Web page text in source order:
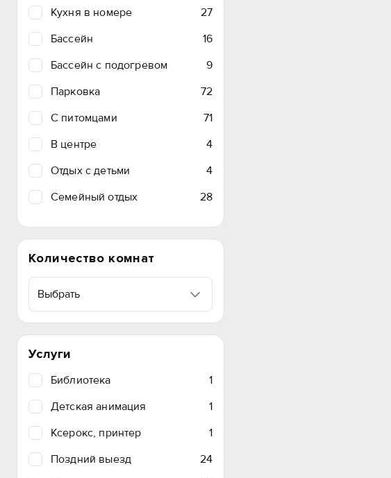
Кухня в номере
27
Бассейн
16
Бассейн с подогревом
9
Парковка
72
C питомцами
71
В центре
4
Отдых с детьми
4
Семейный отдых
28
Количество комнат
Выбрать
Услуги
Библиотека
1
Детская анимация
1
Ксерокс, принтер
1
Поздний выезд
24